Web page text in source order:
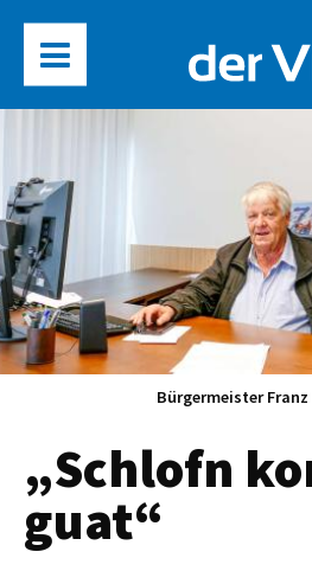
Bürgermeister
„Schlofn
guat“